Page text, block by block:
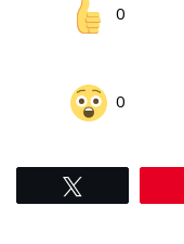
0
0